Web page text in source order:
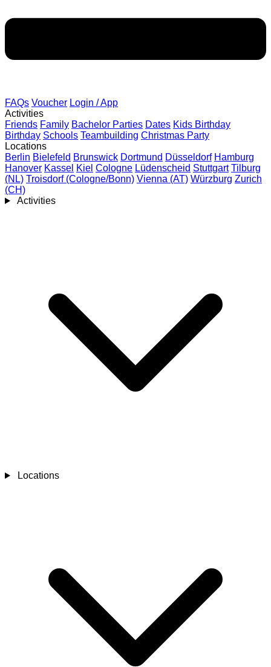
FAQs Voucher Login / App
Activities
Friends Family Bachelor Parties Dates Kids Birthday
Birthday Schools Teambuilding Christmas Party
Locations
Berlin Bielefeld Brunswick Dortmund Düsseldorf Hamburg
Hanover Kassel Kiel Cologne Lüdenscheid Stuttgart Tilburg
(NL) Troisdorf (Cologne/Bonn) Vienna (AT) Würzburg Zurich
(CH)
Activities
Locations